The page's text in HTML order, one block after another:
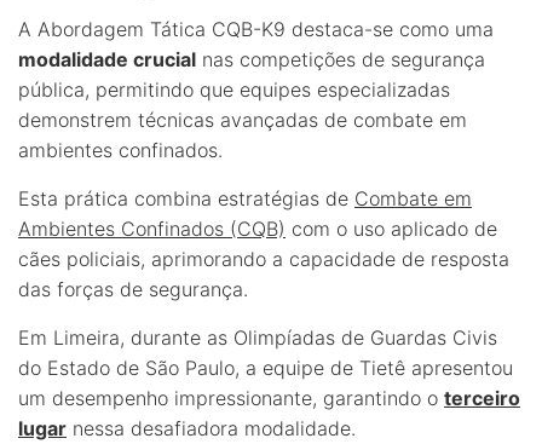
A Abordagem Tática CQB-K9 destaca-se como uma
modalidade crucial nas competições de segurança
pública, permitindo que equipes especializadas
demonstrem técnicas avançadas de combate em
ambientes confinados.
Esta prática combina estratégias de Combate em
Ambientes Confinados (CQB) com o uso aplicado de
cães policiais, aprimorando a capacidade de resposta
das forças de segurança.
Em Limeira, durante as Olimpíadas de Guardas Civis
do Estado de São Paulo, a equipe de Tietê apresentou
um desempenho impressionante, garantindo o terceiro
lugar nessa desafiadora modalidade.